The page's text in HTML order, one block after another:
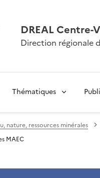
DREAL Centre-
Direction régionale
Thématiques
nature, ressources minérales
MAEC